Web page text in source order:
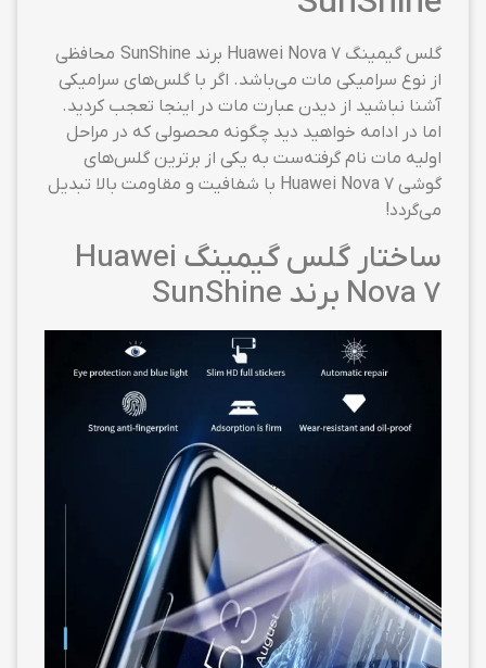
گلس گیمینگ Huawei Nova 7 برند SunShine محافظی
از نوع سرامیکی مات می‌باشد. اگر با گلس‌های سرامیکی
آشنا نباشید از دیدن عبارت مات در اینجا تعجب کردید.
اما در ادامه خواهید دید چگونه محصولی که در مراحل
اولیه مات نام گرفته‌ست به یکی از برترین گلس‌های
گوشی Huawei Nova 7 با شفافیت و مقاومت بالا تبدیل
می‌گردد!
ساختار گلس گیمینگ Huawei
Nova 7 برند SunShine